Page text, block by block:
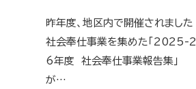
昨年度、地区内で開催されました
社会奉仕事業を集めた「2025-2
6年度 社会奉仕事業報告集」
が…